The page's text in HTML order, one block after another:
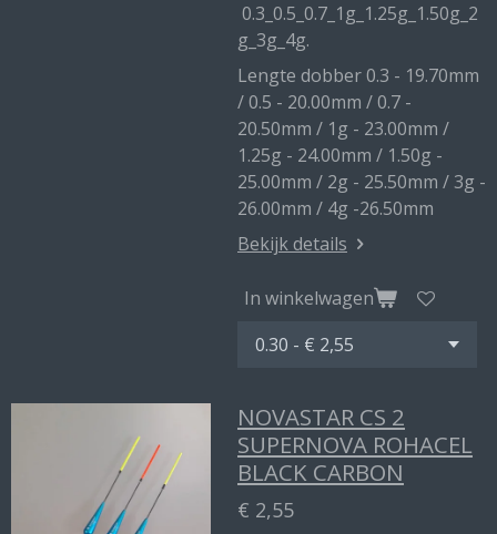
0.3_0.5_0.7_1g_1.25g_1.50g_2
g_3g_4g.
Lengte dobber 0.3 - 19.70mm
/ 0.5 - 20.00mm / 0.7 -
20.50mm / 1g - 23.00mm /
1.25g - 24.00mm / 1.50g -
25.00mm / 2g - 25.50mm / 3g -
26.00mm / 4g -26.50mm
Bekijk details
In winkelwagen
NOVASTAR CS 2
SUPERNOVA ROHACEL
BLACK CARBON
€ 2,55